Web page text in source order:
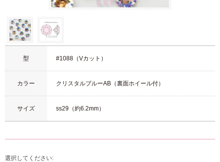
型 #1088（Vカット）
カラー クリスタルブルーAB（裏面ホイール付）
サイズ ss29（約6.2mm）
選択してください: